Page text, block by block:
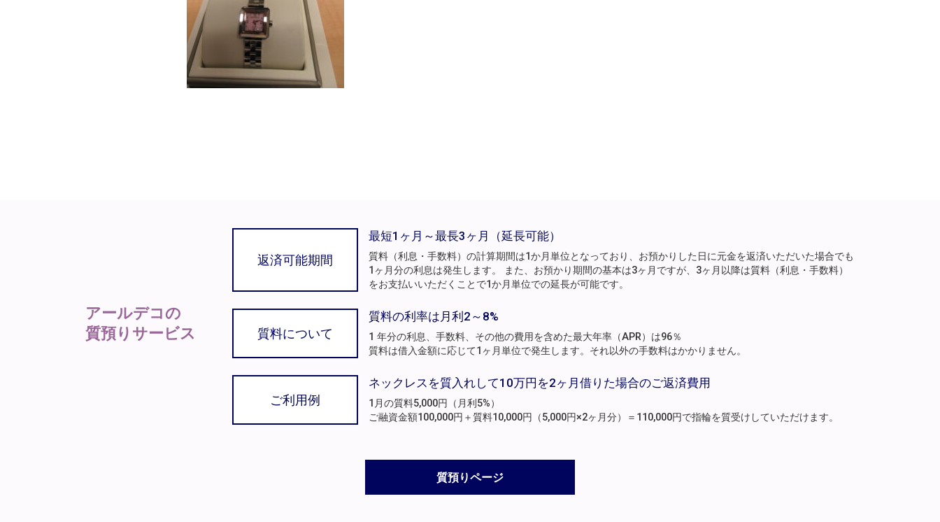
アールデコの
質預りサービス
返済可能期間
最短1ヶ月～最長3ヶ月（延長可能）
質料（利息・手数料）の計算期間は1か月単位となっており、お預かりした日に元金を返済いただいた場合でも
1ヶ月分の利息は発生します。 また、お預かり期間の基本は3ヶ月ですが、3ヶ月以降は質料（利息・手数料）
をお支払いいただくことで1か月単位での延長が可能です。
質料について
質料の利率は月利2～8%
1 年分の利息、手数料、その他の費用を含めた最大年率（APR）は96％
質料は借入金額に応じて1ヶ月単位で発生します。それ以外の手数料はかかりません。
ご利用例
ネックレスを質入れして10万円を2ヶ月借りた場合のご返済費用
1月の質料5,000円（月利5%）
ご融資金額100,000円＋質料10,000円（5,000円×2ヶ月分）＝110,000円で指輪を質受けしていただけます。
質預りページ